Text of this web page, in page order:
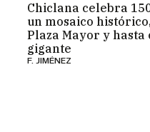
Chiclana celebra
un mosaico
Plaza Mayor y
gigante
F. JIMÉNEZ